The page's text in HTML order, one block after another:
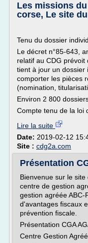
Les missions
corse, Le site
Tenu du dossier
Le décret n°85-643,
relatif au CDG
tient à jour un dossier
comporter les pièces
(nomination,
Environ 2 800
Compte tenu de la loi
Lire la suite
Date: 2019-02-12
Site : cdg2a.com
Présentation
Bienvenue sur le
centre de gestion
gestion agréée
d'avantages fiscaux
prévention fiscale.
Présentation CGA
Centre Gestion Agréé